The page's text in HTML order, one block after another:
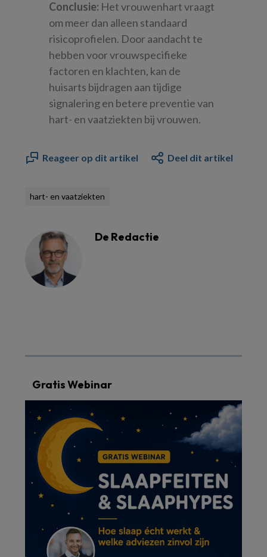
Conclusie: Het vrouwenhart vraagt
om meer dan alleen standaard
risicoprofielen. Door aandacht te
hebben voor vrouwspecifieke
factoren en klachten, kan de
huisarts bijdragen aan tijdige
signalering en betere preventie van
hart- en vaatziekten bij vrouwen.
Reageer op dit artikel Deel dit artikel
hart- en vaatziekten
De Redactie
Gratis Webinar